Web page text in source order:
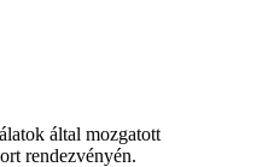
által mozgatott
rendezvényén.